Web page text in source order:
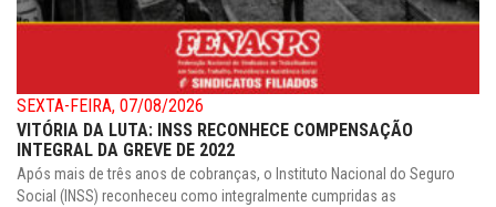
SEXTA-FEIRA, 07/08/2026
VITÓRIA DA LUTA: INSS RECONHECE COMPENSAÇÃO
INTEGRAL DA GREVE DE 2022
Após mais de três anos de cobranças, o Instituto Nacional do Seguro
Social (INSS) reconheceu como integralmente cumpridas as